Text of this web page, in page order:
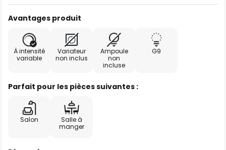
Avantages produit
À intensité
variable
Variateur
non inclus
Ampoule
non
incluse
G9
Parfait pour les pièces suivantes :
Salon
Salle à
manger